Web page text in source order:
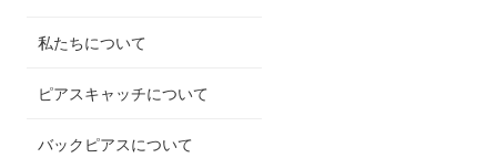
私たちについて
ピアスキャッチについて
バックピアスについて